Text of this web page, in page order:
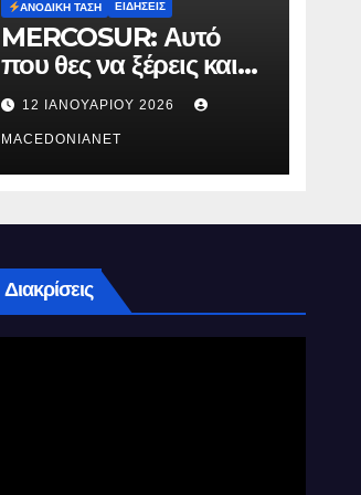
ΑΝΟΔΙΚΉ ΤΆΣΗ ΕΙΔΉΣΕΙΣ
MERCOSUR: Αυτό
που θες να ξέρεις και
δεν σου λένε.
12 ΙΑΝΟΥΑΡΊΟΥ 2026
MACEDONIANET
Διακρίσεις